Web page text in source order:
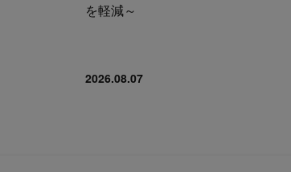
を軽減～
2026.08.07